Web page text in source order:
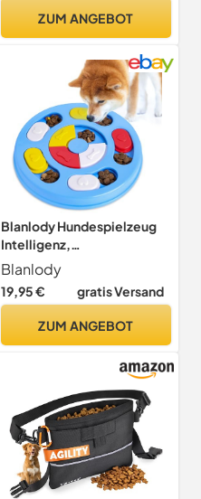
Katzenpflege,
ZUM ANGEBOT
Blanlody Hundespielzeug
Intelligenz,
Intelligenzspielzeug für
Hunde
Blanlody
19,95 € gratis Versand
ZUM ANGEBOT